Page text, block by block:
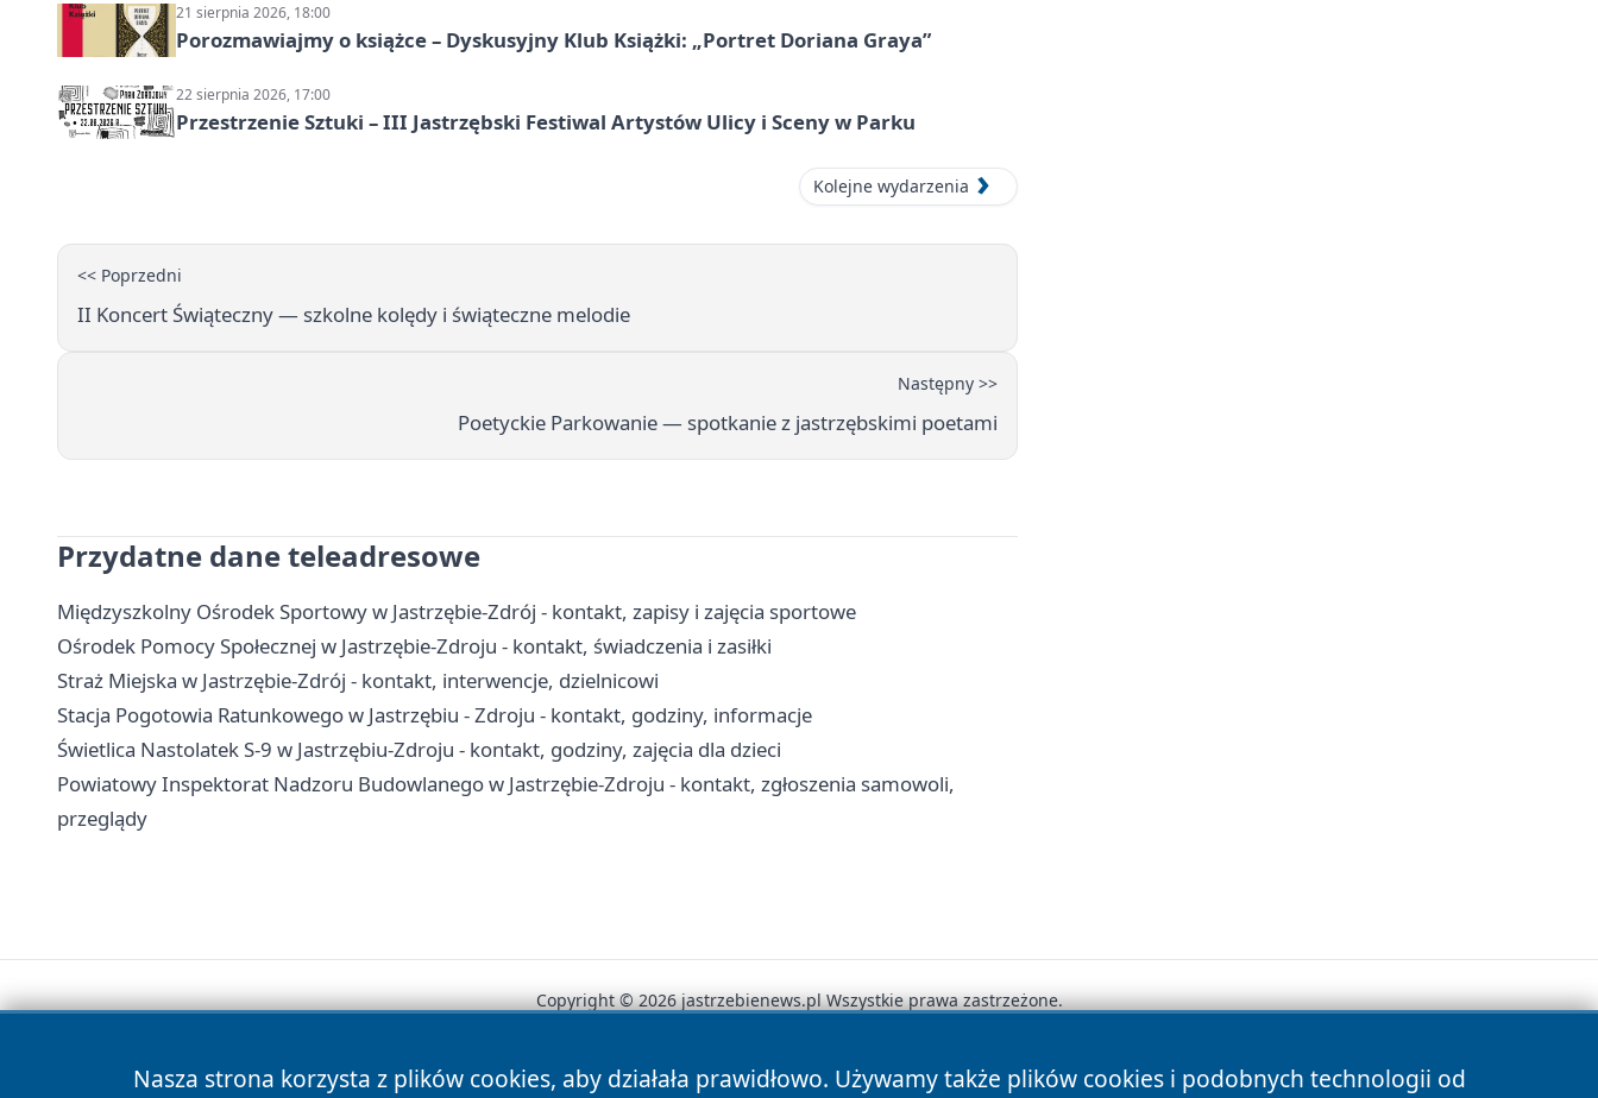
21 sierpnia 2026, 18:00
Porozmawiajmy o książce – Dyskusyjny Klub Książki: „Portret Doriana Graya”
22 sierpnia 2026, 17:00
Przestrzenie Sztuki – III Jastrzębski Festiwal Artystów Ulicy i Sceny w Parku
Kolejne wydarzenia
<< Poprzedni
II Koncert Świąteczny — szkolne kolędy i świąteczne melodie
Następny >>
Poetyckie Parkowanie — spotkanie z jastrzębskimi poetami
Przydatne dane teleadresowe
Międzyszkolny Ośrodek Sportowy w Jastrzębie-Zdrój - kontakt, zapisy i zajęcia sportowe
Ośrodek Pomocy Społecznej w Jastrzębie-Zdroju - kontakt, świadczenia i zasiłki
Straż Miejska w Jastrzębie-Zdrój - kontakt, interwencje, dzielnicowi
Stacja Pogotowia Ratunkowego w Jastrzębiu - Zdroju - kontakt, godziny, informacje
Świetlica Nastolatek S-9 w Jastrzębiu-Zdroju - kontakt, godziny, zajęcia dla dzieci
Powiatowy Inspektorat Nadzoru Budowlanego w Jastrzębie-Zdroju - kontakt, zgłoszenia samowoli,
przeglądy
Nasza strona korzysta z plików cookies, aby działała prawidłowo. Używamy także plików cookies i podobnych technologii od
Copyright © 2026 jastrzebienews.pl Wszystkie prawa zastrzeżone.
News Autorzy Polityka Prywatności Polityka Cookies